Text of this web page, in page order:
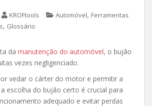
KROFtools Automóvel, Ferramentas
, Glossário
da manutenção do automóvel, o bujão
vezes negligenciado.
vedar o cárter do motor e permitir a
escolha do bujão certo é crucial para
adequado e evitar perdas